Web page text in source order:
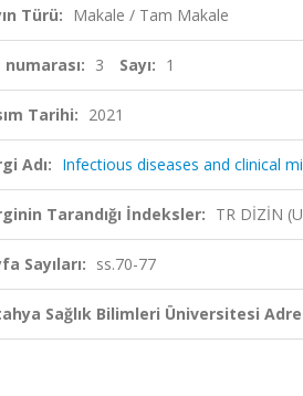
Türü: Makale / Tam Makale
numarası: 3 Sayı: 1
Tarihi: 2021
Adı: Infectious diseases and clinical
Tarandığı İndeksler: TR DİZİN
Sayıları: ss.70-77
Sağlık Bilimleri Üniversitesi